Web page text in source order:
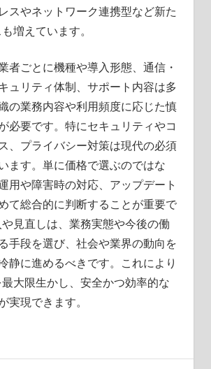
スやネットワーク連携型など新た
増えています。
者ごとに機種や導入形態、通信・
ュリティ体制、サポート内容は多
の業務内容や利用頻度に応じた慎
必要です。特にセキュリティやコ
、プライバシー対策は現代の必須
ます。単に価格で選ぶのではな
用や障害時の対応、アップデート
て総合的に判断することが重要で
見直しは、業務実態や今後の働
手段を選び、社会や業界の動向を
静に進めるべきです。これにより
大限生かし、安全かつ効率的な
実現できます。